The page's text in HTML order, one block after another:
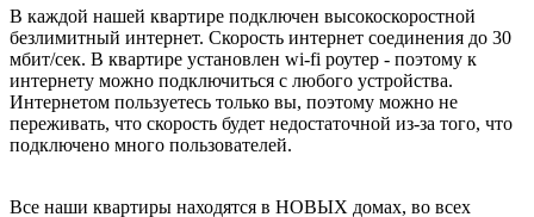
В каждой нашей квартире подключен высокоскоростной
безлимитный интернет. Скорость интернет соединения до 30
мбит/сек. В квартире установлен wi-fi роутер - поэтому к
интернету можно подключиться с любого устройства.
Интернетом пользуетесь только вы, поэтому можно не
переживать, что скорость будет недостаточной из-за того, что
подключено много пользователей.
Все наши квартиры находятся в НОВЫХ домах, во всех